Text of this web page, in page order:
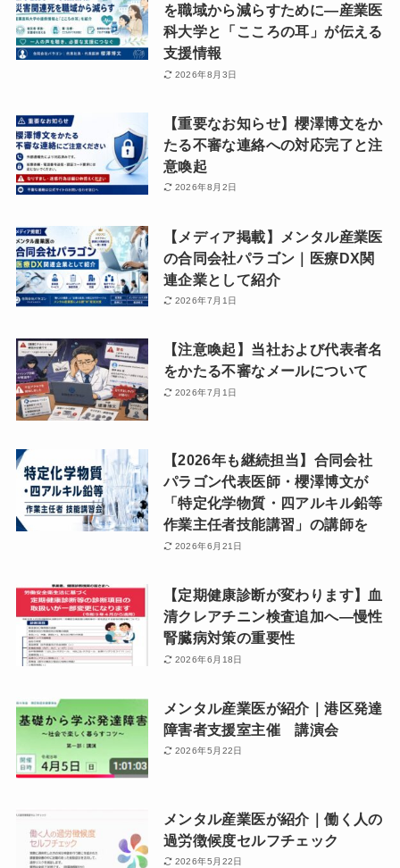
を職域から減らすために―産業医
科大学と「こころの耳」が伝える
支援情報
2026年8月3日
【重要なお知らせ】櫻澤博文をか
たる不審な連絡への対応完了と注
意喚起
2026年8月2日
【メディア掲載】メンタル産業医
の合同会社パラゴン｜医療DX関
連企業として紹介
2026年7月1日
【注意喚起】当社および代表者名
をかたる不審なメールについて
2026年7月1日
【2026年も継続担当】合同会社
パラゴン代表医師・櫻澤博文が
「特定化学物質・四アルキル鉛等
作業主任者技能講習」の講師を
2026年6月21日
【定期健康診断が変わります】血
清クレアチニン検査追加へ―慢性
腎臓病対策の重要性
2026年6月18日
メンタル産業医が紹介｜港区発達
障害者支援室主催 講演会
2026年5月22日
メンタル産業医が紹介｜働く人の
過労徴候度セルフチェック
2026年5月22日